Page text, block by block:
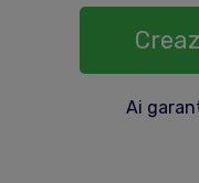
Ai